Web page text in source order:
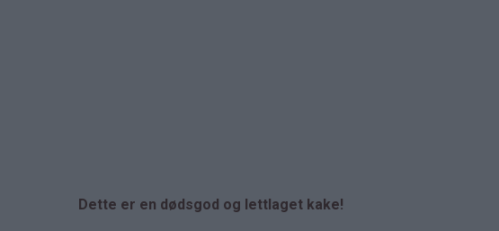
Dette er en dødsgod og lettlaget kake!